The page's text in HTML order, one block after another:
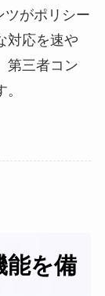
ツがポリシー
対応を速や
第三者コン
能を備